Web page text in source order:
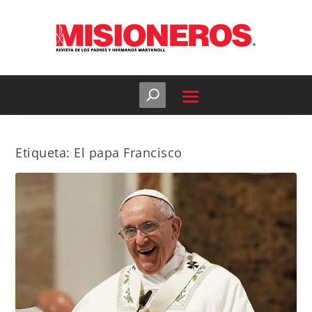
Etiqueta: El papa Francisco